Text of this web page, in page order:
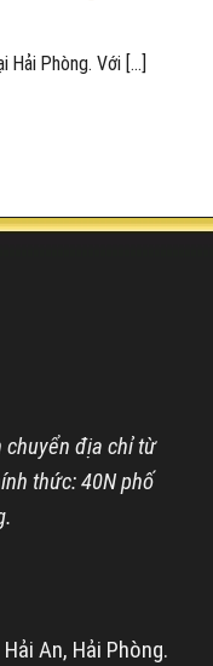
Phòng. Với [...]
chuyển địa chỉ từ
thức: 40N phố
An, Hải Phòng.